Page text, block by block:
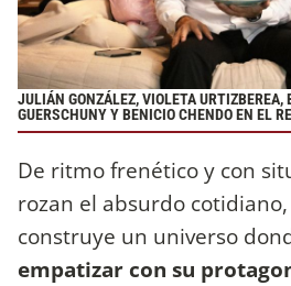
JULIÁN GONZÁLEZ, VIOLETA
GUERSCHUNY Y BENICIO CHENDO EN EL
De ritmo frenético y con
rozan el absurdo cotidiano,
construye un universo
empatizar con su